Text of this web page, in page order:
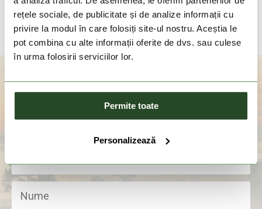
rețele sociale, de publicitate și de analize informații cu
privire la modul în care folosiți site-ul nostru. Aceștia le
pot combina cu alte informații oferite de dvs. sau culese
în urma folosirii serviciilor lor.
Permite toate
Personalizează
S/M
Aboneaza-te la newsletter